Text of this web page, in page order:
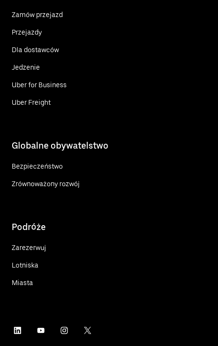
Zamów przejazd
Przejazdy
Dla dostawców
Jedzenie
Uber for Business
Uber Freight
Globalne obywatelstwo
Bezpieczeństwo
Zrównoważony rozwój
Podróże
Zarezerwuj
Lotniska
Miasta